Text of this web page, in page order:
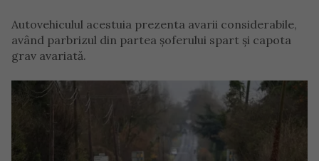
Autovehiculul acestuia prezenta avarii considerabile,
având parbrizul din partea șoferului spart și capota
grav avariată.